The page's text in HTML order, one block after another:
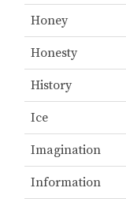
Honey
Honesty
History
Ice
Imagination
Information